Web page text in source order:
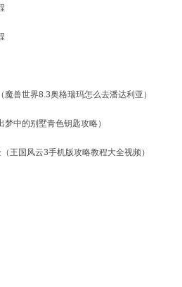
兽世界8.3奥格瑞玛怎么去潘达利亚）
中的别墅青色钥匙攻略）
王国风云3手机版攻略教程大全视频）